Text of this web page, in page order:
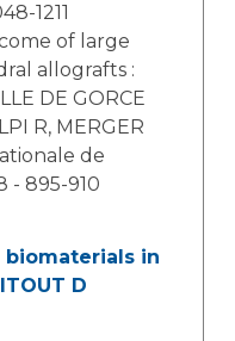
1211
allografts :
DE GORCE
de
- 895-910
biomaterials in
D